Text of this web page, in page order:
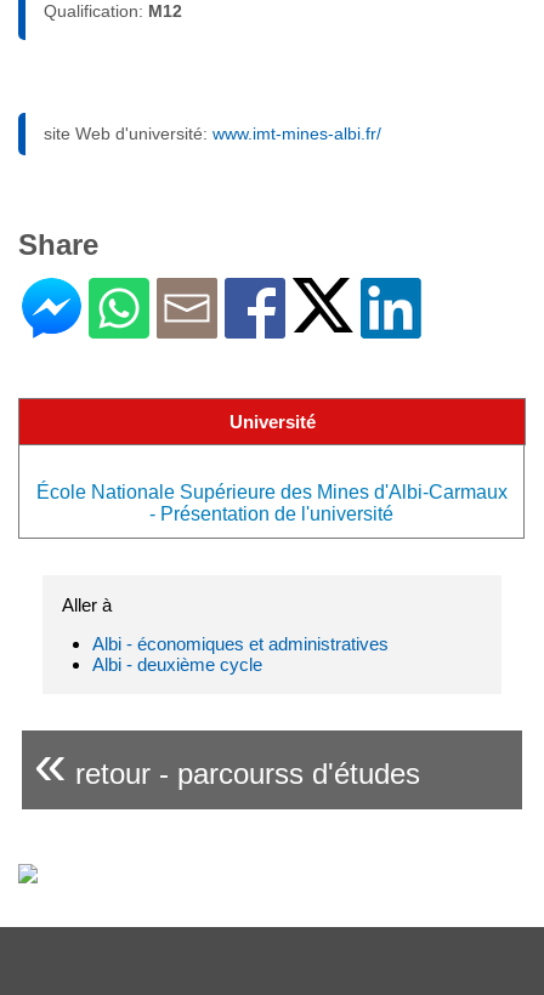
Qualification: M12
site Web d'université: www.imt-mines-albi.fr/
Share
Université
École Nationale Supérieure des Mines d'Albi-Carmaux
- Présentation de l'université
Aller à
Albi - économiques et administratives
Albi - deuxième cycle
« retour - parcourss d'études